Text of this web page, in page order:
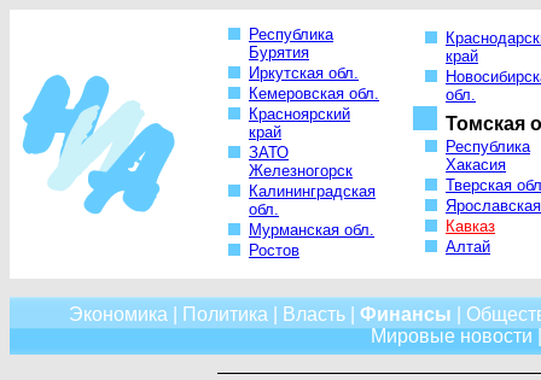
Республика
Бурятия
Иркутская обл.
Кемеровская обл.
Красноярский
край
ЗАТО
Железногорск
Калининградская
обл.
Мурманская обл.
Ростов
край
обл.
Томская
Республика
Хакасия
Тверская
Кавказ
Алтай
Экономика Политика Власть| Финансы
Мировые новости